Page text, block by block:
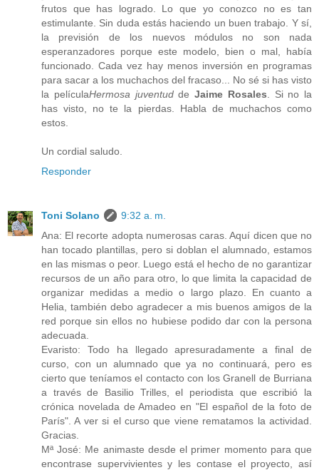
frutos que has logrado. Lo que yo conozco no es tan
estimulante. Sin duda estás haciendo un buen trabajo. Y sí,
la previsión de los nuevos módulos no son nada
esperanzadores porque este modelo, bien o mal, había
funcionado. Cada vez hay menos inversión en programas
para sacar a los muchachos del fracaso... No sé si has visto
la películaHermosa juventudde Jaime Rosales . Si no la
has visto, no te la pierdas. Habla de muchachos como
estos.
Un cordial saludo.
Responder
Toni Solano
9:32 a. m.
Ana: El recorte adopta numerosas caras. Aquí dicen que no
han tocado plantillas, pero si doblan el alumnado, estamos
en las mismas o peor. Luego está el hecho de no garantizar
recursos de un año para otro, lo que limita la capacidad de
organizar medidas a medio o largo plazo. En cuanto a
Helia, también debo agradecer a mis buenos amigos de la
red porque sin ellos no hubiese podido dar con la persona
adecuada.
Evaristo: Todo ha llegado apresuradamente a final de
curso, con un alumnado que ya no continuará, pero es
cierto que teníamos el contacto con los Granell de Burriana
a través de Basilio Trilles, el periodista que escribió la
crónica novelada de Amadeo en "El español de la foto de
París". A ver si el curso que viene rematamos la actividad.
Gracias.
Mª José: Me animaste desde el primer momento para que
encontrase supervivientes y les contase el proyecto, así